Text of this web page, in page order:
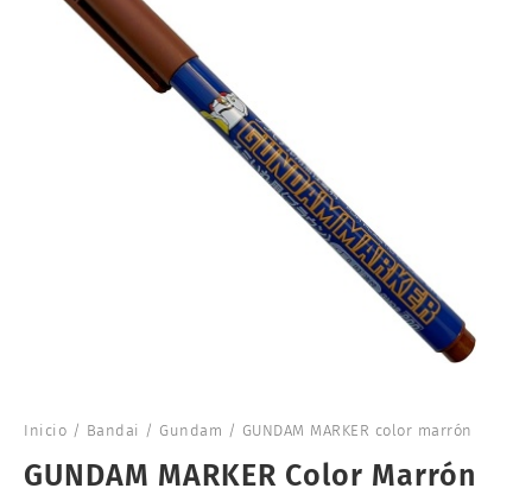
Inicio / Bandai / Gundam / GUNDAM MARKER color marrón
GUNDAM MARKER Color Marrón